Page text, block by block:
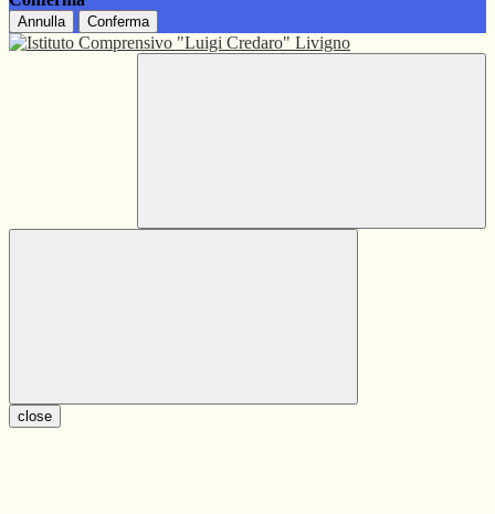
Annulla Conferma
close